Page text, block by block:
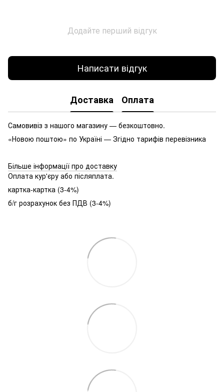
Додайте перший відгук
Написати відгук
Доставка Оплата
Самовивіз з нашого магазину — безкоштовно.
«Новою поштою» по Україні — Згідно тарифів перевізника
Більше інформації про доставку
Оплата кур'єру або післяплата.
картка-картка (3-4%)
б/г розрахунок без ПДВ (3-4%)